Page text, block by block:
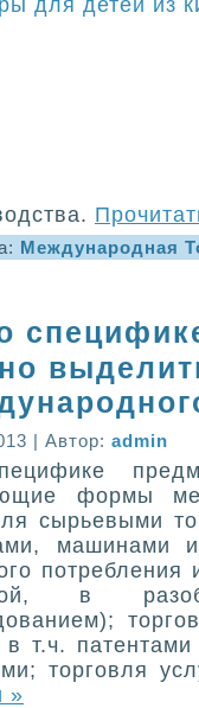
Международная
| Автор: admin
формы
сырьевыми
машинами
потребления
в
в т.ч.
торговля
»